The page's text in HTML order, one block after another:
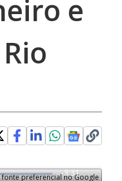
e
preferencial no Google
R
-3:31